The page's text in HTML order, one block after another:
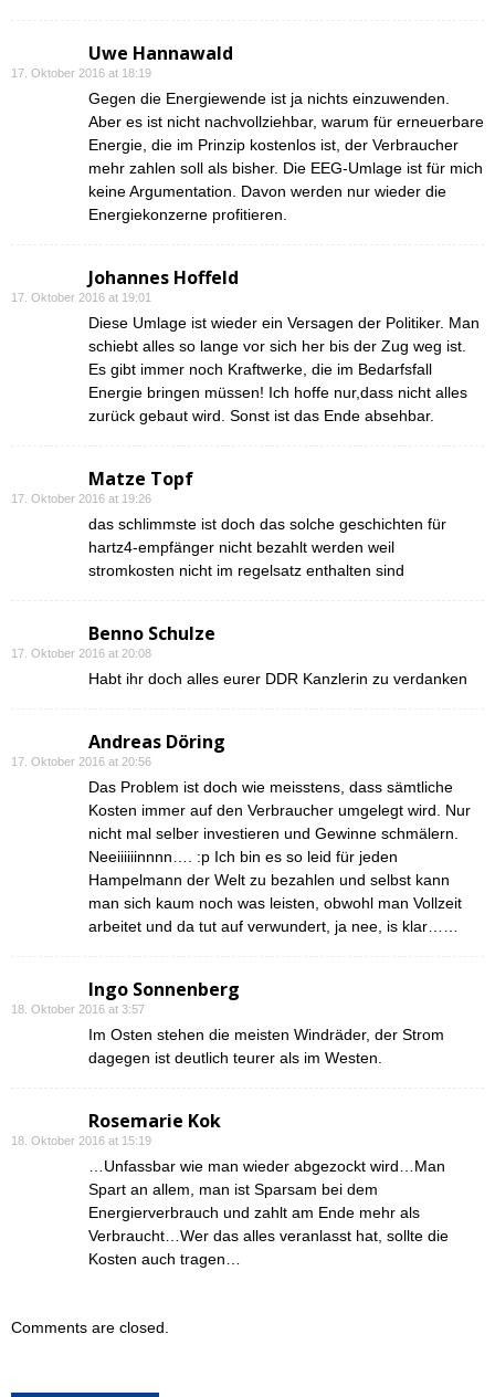
Uwe Hannawald
17. Oktober 2016 at 18:19
Gegen die Energiewende ist ja nichts einzuwenden.
Aber es ist nicht nachvollziehbar, warum für erneuerbare
Energie, die im Prinzip kostenlos ist, der Verbraucher
mehr zahlen soll als bisher. Die EEG-Umlage ist für mich
keine Argumentation. Davon werden nur wieder die
Energiekonzerne profitieren.
Johannes Hoffeld
17. Oktober 2016 at 19:01
Diese Umlage ist wieder ein Versagen der Politiker. Man
schiebt alles so lange vor sich her bis der Zug weg ist.
Es gibt immer noch Kraftwerke, die im Bedarfsfall
Energie bringen müssen! Ich hoffe nur,dass nicht alles
zurück gebaut wird. Sonst ist das Ende absehbar.
Matze Topf
17. Oktober 2016 at 19:26
das schlimmste ist doch das solche geschichten für
hartz4-empfänger nicht bezahlt werden weil
stromkosten nicht im regelsatz enthalten sind
Benno Schulze
17. Oktober 2016 at 20:08
Habt ihr doch alles eurer DDR Kanzlerin zu verdanken
Andreas Döring
17. Oktober 2016 at 20:56
Das Problem ist doch wie meisstens, dass sämtliche
Kosten immer auf den Verbraucher umgelegt wird. Nur
nicht mal selber investieren und Gewinne schmälern.
Neeiiiiiinnnn…. :p Ich bin es so leid für jeden
Hampelmann der Welt zu bezahlen und selbst kann
man sich kaum noch was leisten, obwohl man Vollzeit
arbeitet und da tut auf verwundert, ja nee, is klar……
Ingo Sonnenberg
18. Oktober 2016 at 3:57
Im Osten stehen die meisten Windräder, der Strom
dagegen ist deutlich teurer als im Westen.
Rosemarie Kok
18. Oktober 2016 at 15:19
…Unfassbar wie man wieder abgezockt wird…Man
Spart an allem, man ist Sparsam bei dem
Energierverbrauch und zahlt am Ende mehr als
Verbraucht…Wer das alles veranlasst hat, sollte die
Kosten auch tragen…
Comments are closed.